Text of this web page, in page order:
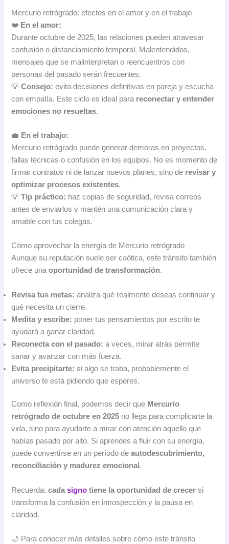
Mercurio retrógrado: efectos en el amor y en el trabajo
❤️ En el amor:
Durante octubre de 2025, las relaciones pueden atravesar
confusión o distanciamiento temporal. Malentendidos,
mensajes que se malinterpretan o reencuentros con
personas del pasado serán frecuentes.
💡Consejo: evita decisiones definitivas en pareja y escucha
con empatía. Este ciclo es ideal para reconectar y entender
emociones no resueltas.
💼 En el trabajo:
Mercurio retrógrado puede generar demoras en proyectos,
fallas técnicas o confusión en los equipos. No es momento de
firmar contratos ni de lanzar nuevos planes, sino de revisar y
optimizar procesos existentes.
💡Tip práctico: haz copias de seguridad, revisa correos
antes de enviarlos y mantén una comunicación clara y
amable con tus colegas.
Cómo aprovechar la energía de Mercurio retrógrado
Aunque su reputación suele ser caótica, este tránsito también
ofrece unaoportunidad de transformación.
Revisa tus metas: analiza qué realmente deseas continuar y
qué necesita un cierre.
Medita y escribe: poner tus pensamientos por escrito te
ayudará a ganar claridad.
Reconecta con el pasado: a veces, mirar atrás permite
sanar y avanzar con más fuerza.
Evita precipitarte: si algo se traba, probablemente el
universo te está pidiendo que esperes.
Como reflexión final, podemos decir que Mercurio
retrógrado de octubre en 2025 no llega para complicarte la
vida, sino para ayudarte a mirar con atención aquello que
habías pasado por alto. Si aprendes a fluir con su energía,
puede convertirse en un período deautodescubrimiento,
reconciliación y madurez emocional .
Recuerda:cada signo tiene la oportunidad de crecer si
transforma la confusión en introspección y la pausa en
claridad.
🌙 Para conocer más detalles sobre cómo este tránsito